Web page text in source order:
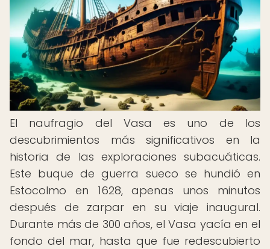
El naufragio del Vasa es uno de los
descubrimientos más significativos en la
historia de las exploraciones subacuáticas.
Este buque de guerra sueco se hundió en
Estocolmo en 1628, apenas unos minutos
después de zarpar en su viaje inaugural.
Durante más de 300 años, el Vasa yacía en el
fondo del mar, hasta que fue redescubierto